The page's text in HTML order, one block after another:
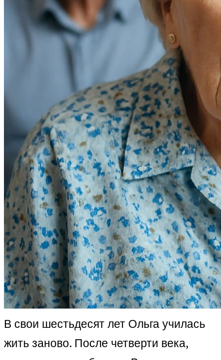
В свои шестьдесят лет Ольга училась
жить заново. После четверти века,